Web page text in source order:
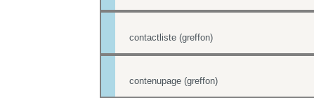
contactliste (greffon)
contenupage (greffon)